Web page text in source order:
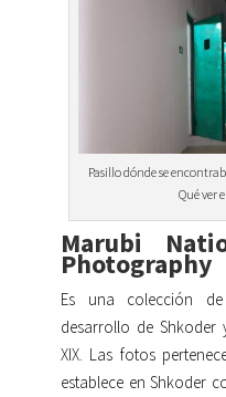
Pasillo dónde se
Qué ver
Marubi
Photography
Es una colección
desarrollo de Shkoder
XIX. Las fotos
establece en Shkoder